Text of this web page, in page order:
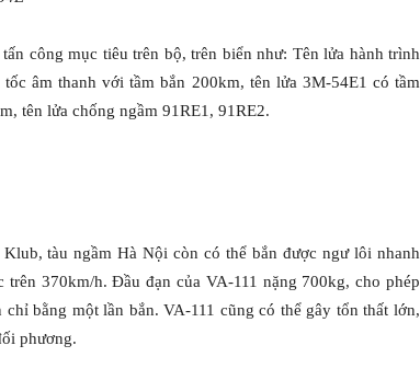
công mục tiêu trên bộ, trên biển như: Tên lửa hành trình
âm thanh với tầm bắn 200km, tên lửa 3M-54E1 có tầm
tên lửa chống ngầm 91RE1, 91RE2.
tàu ngầm Hà Nội còn có thể bắn được ngư lôi nhanh
370km/h. Đầu đạn của VA-111 nặng 700kg, cho phép
bằng một lần bắn. VA-111 cũng có thể gây tổn thất lớn,
phương.